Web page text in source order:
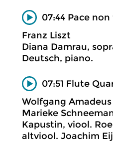
07:44 Pace
Franz Liszt
Diana Damrau,
Deutsch, piano.
07:51 Flute
Wolfgang
Marieke
Kapustin, viool.
altviool. Joachim